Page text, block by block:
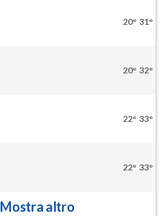
20° 31°
20° 32°
22° 33°
22° 33°
Mostra altro